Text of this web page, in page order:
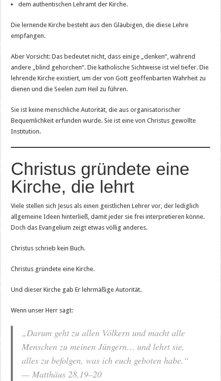
dem authentischen Lehramt der Kirche.
Die lernende Kirche besteht aus den Gläubigen, die diese Lehre
empfangen.
Aber Vorsicht: Das bedeutet nicht, dass einige „denken“, während
andere „blind gehorchen“. Die katholische Sichtweise ist viel tiefer. Die
lehrende Kirche existiert, um der von Gott geoffenbarten Wahrheit zu
dienen und die Seelen zum Heil zu führen.
Sie ist keine menschliche Autorität, die aus organisatorischer
Bequemlichkeit erfunden wurde. Sie ist eine von Christus gewollte
Institution.
Christus gründete eine
Kirche, die lehrt
Viele stellen sich Jesus als einen geistlichen Lehrer vor, der lediglich
allgemeine Ideen hinterließ, damit jeder sie frei interpretieren könne.
Doch das Evangelium zeigt etwas völlig anderes.
Christus schrieb kein Buch.
Christus gründete eine Kirche.
Und dieser Kirche gab Er lehrmäßige Autorität.
Wenn unser Herr sagt:
„Darum geht zu allen Völkern und macht alle
Menschen zu meinen Jüngern… und lehrt sie,
alles zu befolgen, was ich euch geboten habe.“
— Matthäus 28,19–20